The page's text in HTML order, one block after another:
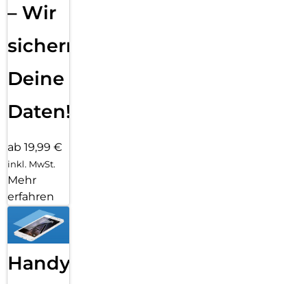
– Wir
sichern
Deine
Daten!
ab 19,99 €
inkl. MwSt.
Mehr
erfahren
Handy